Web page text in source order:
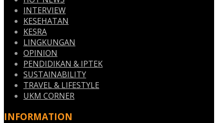
INTERVIEW
KESEHATAN
KESRA
LINGKUNGAN
OPINION
PENDIDIKAN & IPTEK
SUSTAINABILITY
TRAVEL & LIFESTYLE
UKM CORNER
INFORMATION